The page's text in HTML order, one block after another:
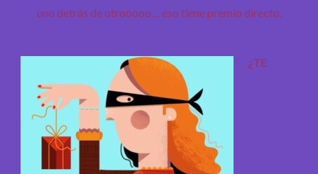
uno detrás de otrooooo… eso tiene premio directo.
¿TE